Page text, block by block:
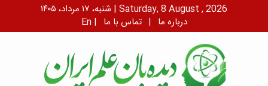
شنبه، ۱۷ مرداد، ۱۴۰۵ | Saturday, 8 August , 2026
En | درباره ما | تماس با ما